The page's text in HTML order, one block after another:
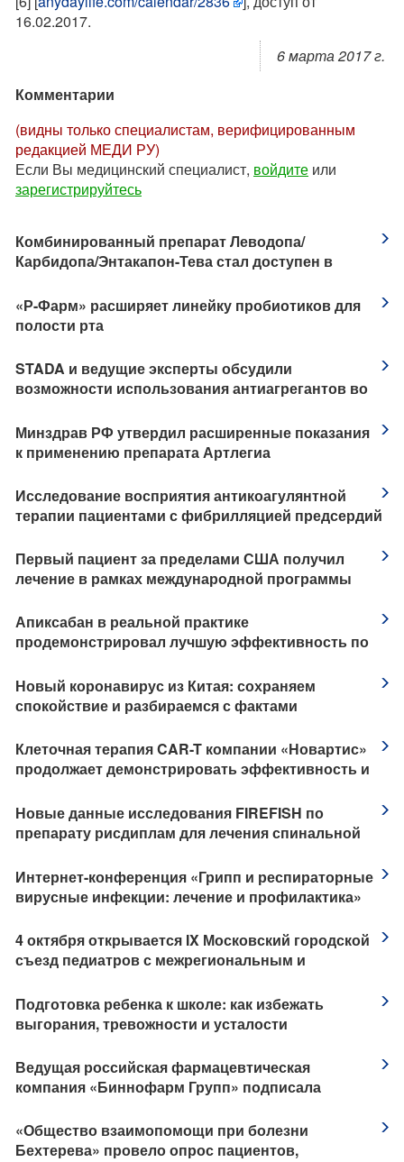
16.02.2017.
6 марта 2017 г.
Комментарии
(видны только специалистам, верифицированным
редакцией МЕДИ РУ)
Если Вы медицинский специалист, войдите или
зарегистрируйтесь
​Комбинированный препарат Леводопа/
Карбидопа/Энтакапон-Тева стал доступен в
​«Р-Фарм» расширяет линейку пробиотиков для
полости рта
STADA и ведущие эксперты обсудили
возможности использования антиагрегантов во
Минздрав РФ утвердил расширенные показания
к применению препарата Артлегиа
Исследование восприятия антикоагулянтной
терапии пациентами с фибрилляцией предсердий
Первый пациент за пределами США получил
лечение в рамках международной программы
препарата Кевзара® (сарилумаб) у пациентов с
тяжелой формой коронавирусной инфекции
Апиксабан в реальной практике
продемонстрировал лучшую эффективность по
предотвращению рецидива ВТЭ у пациентов с
активным раком
Новый коронавирус из Китая: сохраняем
спокойствие и разбираемся с фактами
Клеточная терапия CAR-T компании «Новартис»
продолжает демонстрировать эффективность и
Новые данные исследования FIREFISH по
препарату рисдиплам для лечения спинальной
Интернет-конференция «Грипп и респираторные
вирусные инфекции: лечение и профилактика»
​4 октября открывается IX Московский городской
съезд педиатров с межрегиональным и
педиатрии»
​Подготовка ребенка к школе: как избежать
выгорания, тревожности и усталости
Ведущая российская фармацевтическая
компания «Биннофарм Групп» подписала
стратегическими партнерами
​«Общество взаимопомощи при болезни
Бехтерева» провело опрос пациентов,